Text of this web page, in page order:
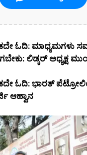
ಓದಿ: ಮಾಧ್ಯಮಗಳು
ಲಿಡ್ಕರ್ ಅಧ್ಯಕ್ಷ
ಓದಿ: ಭಾರತ್
ಆಹ್ವಾನ